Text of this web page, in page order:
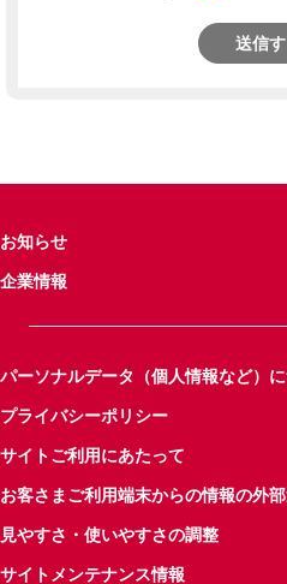
送信
お知らせ
企業情報
パーソナルデータ（個人情報など）
プライバシーポリシー
サイトご利用にあたって
お客さまご利用端末からの情報の外
見やすさ・使いやすさの調整
サイトメンテナンス情報